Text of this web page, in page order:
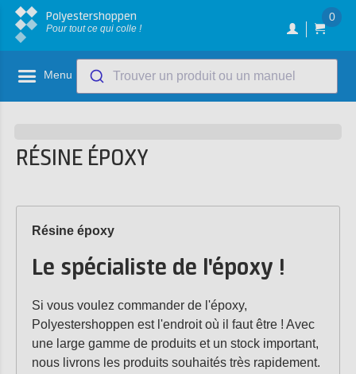
Polyestershoppen
Pour tout ce qui colle !
0
Menu Trouver un produit ou un manuel
RÉSINE ÉPOXY
Résine époxy
Le spécialiste de l'époxy !
Si vous voulez commander de l'époxy,
Polyestershoppen est l'endroit où il faut être ! Avec
une large gamme de produits et un stock important,
nous livrons les produits souhaités très rapidement.